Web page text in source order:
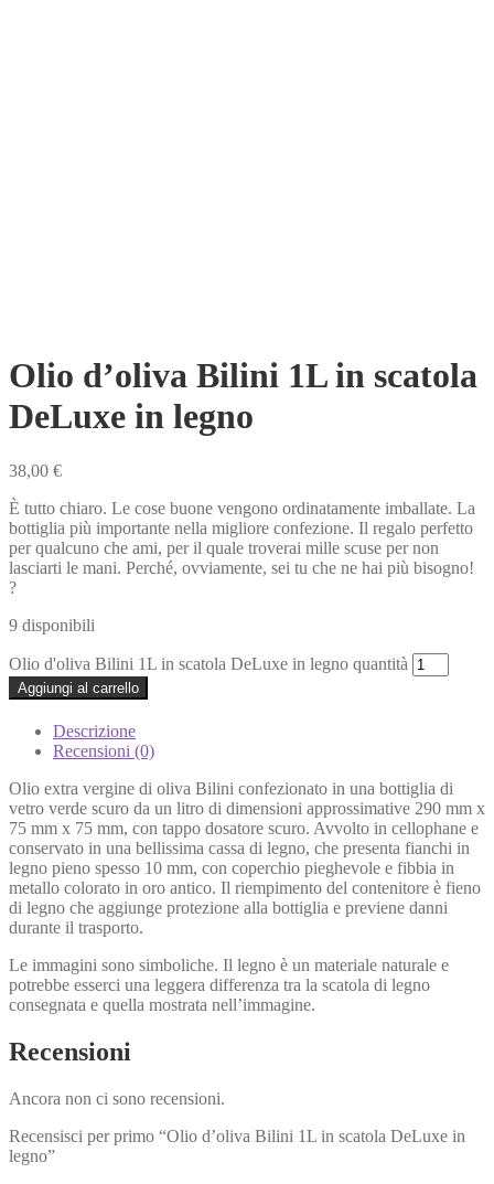
Olio d’oliva Bilini 1L in scatola
DeLuxe in legno
38,00 €
È tutto chiaro. Le cose buone vengono ordinatamente imballate. La
bottiglia più importante nella migliore confezione. Il regalo perfetto
per qualcuno che ami, per il quale troverai mille scuse per non
lasciarti le mani. Perché, ovviamente, sei tu che ne hai più bisogno!
?
9 disponibili
Olio d'oliva Bilini 1L in scatola DeLuxe in legno quantità
Aggiungi al carrello
Descrizione
Recensioni (0)
Olio extra vergine di oliva Bilini confezionato in una bottiglia di
vetro verde scuro da un litro di dimensioni approssimative 290 mm x
75 mm x 75 mm, con tappo dosatore scuro. Avvolto in cellophane e
conservato in una bellissima cassa di legno, che presenta fianchi in
legno pieno spesso 10 mm, con coperchio pieghevole e fibbia in
metallo colorato in oro antico. Il riempimento del contenitore è fieno
di legno che aggiunge protezione alla bottiglia e previene danni
durante il trasporto.
Le immagini sono simboliche. Il legno è un materiale naturale e
potrebbe esserci una leggera differenza tra la scatola di legno
consegnata e quella mostrata nell’immagine.
Recensioni
Ancora non ci sono recensioni.
Recensisci per primo “Olio d’oliva Bilini 1L in scatola DeLuxe in
legno”